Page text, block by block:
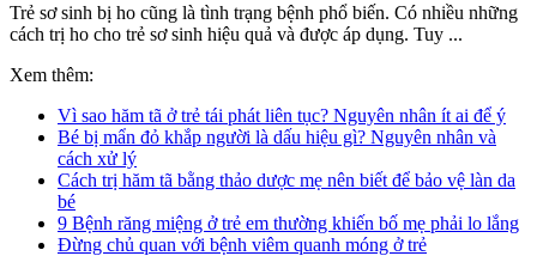
Trẻ sơ sinh bị ho cũng là tình trạng bệnh phổ biến. Có nhiều những
cách trị ho cho trẻ sơ sinh hiệu quả và được áp dụng. Tuy ...
Xem thêm:
Vì sao hăm tã ở trẻ tái phát liên tục? Nguyên nhân ít ai để ý
Bé bị mẩn đỏ khắp người là dấu hiệu gì? Nguyên nhân và
cách xử lý
Cách trị hăm tã bằng thảo dược mẹ nên biết để bảo vệ làn da
bé
9 Bệnh răng miệng ở trẻ em thường khiến bố mẹ phải lo lắng
Đừng chủ quan với bệnh viêm quanh móng ở trẻ